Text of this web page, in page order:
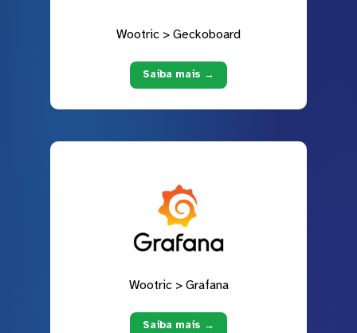
Wootric > Geckoboard
Saiba mais →
Wootric > Grafana
Saiba mais →